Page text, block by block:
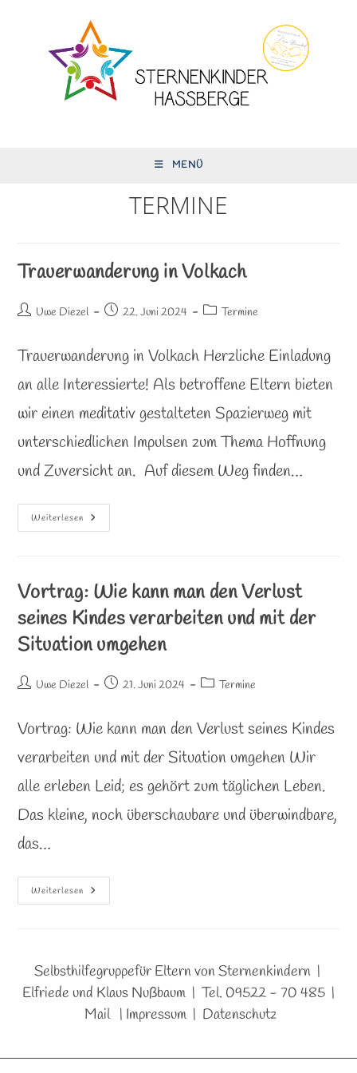
MENÜ
TERMINE
Trauerwanderung in Volkach
Beitrags-
Uwe Diezel
Beitrag22. Juni 2024
Beitrags-
Termine
Trauerwanderung in Volkach Herzliche Einladung
an alle Interessierte! Als betroffene Eltern bieten
wir einen meditativ gestalteten Spazierweg mit
unterschiedlichen Impulsen zum Thema Hoffnung
und Zuversicht an. Auf diesem Weg finden…
Weiterlesen Trauerwanderung
In
Vortrag: Wie kann man den Verlust
seines Kindes verarbeiten und mit der
Situation umgehen
Beitrags-
Uwe Diezel
Beitrag21. Juni 2024
Beitrags-
Termine
Vortrag: Wie kann man den Verlust seines Kindes
verarbeiten und mit der Situation umgehen Wir
alle erleben Leid; es gehört zum täglichen Leben.
Das kleine, noch überschaubare und überwindbare,
das…
Weiterlesen Vortrag:
Wie
Kindes
Verarbeiten
Und
Mit
Der
Situation
Selbsthilfegruppefür Eltern von Sternenkindern |
Elfriede und Klaus Nußbaum | Tel. 09522 - 70 485 |
Mail | Impressum| Datenschutz